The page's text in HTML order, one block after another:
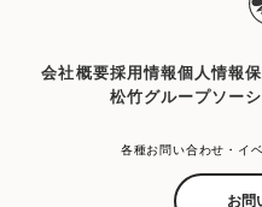
会社概要採用情報個人情報
松竹グループソー
各種お問い合わせ・イ
お問